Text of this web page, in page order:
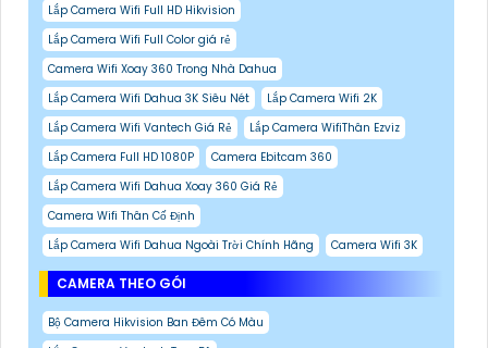
Lắp Camera Wifi Full HD Hikvision
Lắp Camera Wifi Full Color giá rẻ
Camera Wifi Xoay 360 Trong Nhà Dahua
Lắp Camera Wifi Dahua 3K Siêu Nét
Lắp Camera Wifi 2K
Lắp Camera Wifi Vantech Giá Rẻ
Lắp Camera WifiThân Ezviz
Lắp Camera Full HD 1080P
Camera Ebitcam 360
Lắp Camera Wifi Dahua Xoay 360 Giá Rẻ
Camera Wifi Thân Cố Định
Lắp Camera Wifi Dahua Ngoài Trời Chính Hãng
Camera Wifi 3K
CAMERA THEO GÓI
Bộ Camera Hikvision Ban Đêm Có Màu